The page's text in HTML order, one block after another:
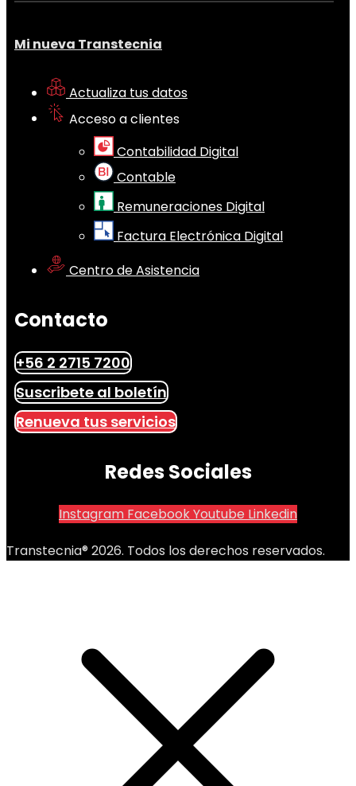
Mi nueva Transtecnia
Actualiza tus datos
Acceso a clientes
Contabilidad Digital
Contable
Remuneraciones Digital
Factura Electrónica Digital
Centro de Asistencia
Contacto
+56 2 2715 7200
Suscribete al boletín
Renueva tus servicios
Redes Sociales
Instagram FacebookYoutube Linkedin
Transtecnia® 2026. Todos los derechos reservados.